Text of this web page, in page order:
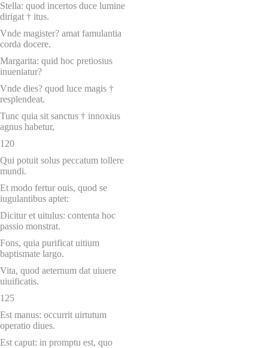
Stella: quod incertos duce lumine
dirigat † itus.
Vnde magister? amat famulantia
corda docere.
Margarita: quid hoc pretiosius
inueniatur?
Vnde dies? quod luce magis †
resplendeat.
Tunc quia sit sanctus † innoxius
agnus habetur,
120
Qui potuit solus peccatum tollere
mundi.
Et modo fertur ouis, quod se
iugulantibus aptet:
Dicitur et uitulus: contenta hoc
passio monstrat.
Fons, quia purificat uitium
baptismate largo.
Vita, quod aeternum dat uiuere
uiuificatis.
125
Est manus: occurrit uirtutum
operatio diues.
Est caput: in promptu est, quo